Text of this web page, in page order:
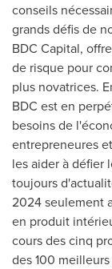
conseils
grands défis de
BDC Capital,
de risque pour
plus novatrices.
BDC est en
besoins de
entrepreneures
les aider à défier
toujours
2024 seulement
en produit
cours des cinq
des 100